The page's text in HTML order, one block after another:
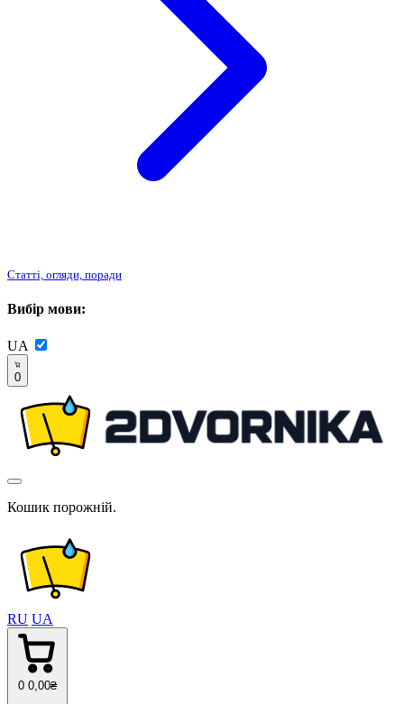
Статті, огляди, поради
Вибір мови:
UA
0
Кошик порожній.
RU UA
0 0 ,00₴